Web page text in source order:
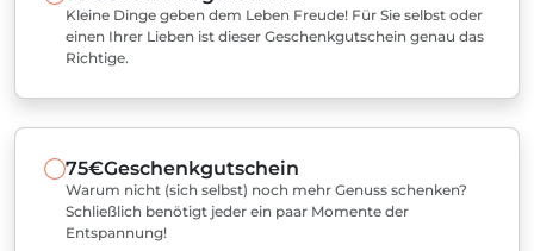
Kleine Dinge geben dem Leben Freude! Für Sie selbst oder
einen Ihrer Lieben ist dieser Geschenkgutschein genau das
Richtige.
75€Geschenkgutschein
Warum nicht (sich selbst) noch mehr Genuss schenken?
Schließlich benötigt jeder ein paar Momente der
Entspannung!